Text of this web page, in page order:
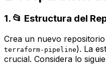
1. 📂 Estructura del
Crea un nuevo
terraform-pipeline). La
crucial. Considera lo